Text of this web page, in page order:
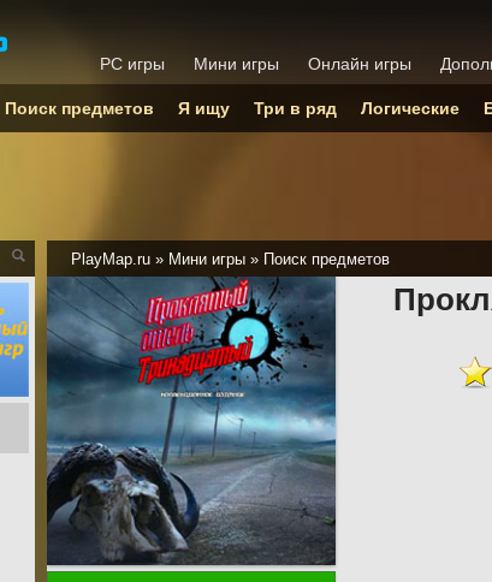
PlayMap.ru » Мини игры » Поиск предметов
PC игры Мини игры Онлайн игры
Поиск предметов Я ищу Три в ряд Логические